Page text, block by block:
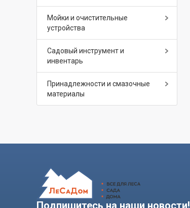
Мойки и очистительные
устройства
Садовый инструмент и
инвентарь
Принадлежности и смазочные
материалы
Подпишитесь на наши новости!